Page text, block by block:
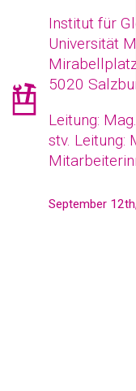
Institut für
Universität
5020
Leitung:
stv. Leitung:
September